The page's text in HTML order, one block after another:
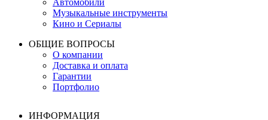
Автомобили
Музыкальные инструменты
Кино и Сериалы
ОБЩИЕ ВОПРОСЫ
О компании
Доставка и оплата
Гарантии
Портфолио
ИНФОРМАЦИЯ